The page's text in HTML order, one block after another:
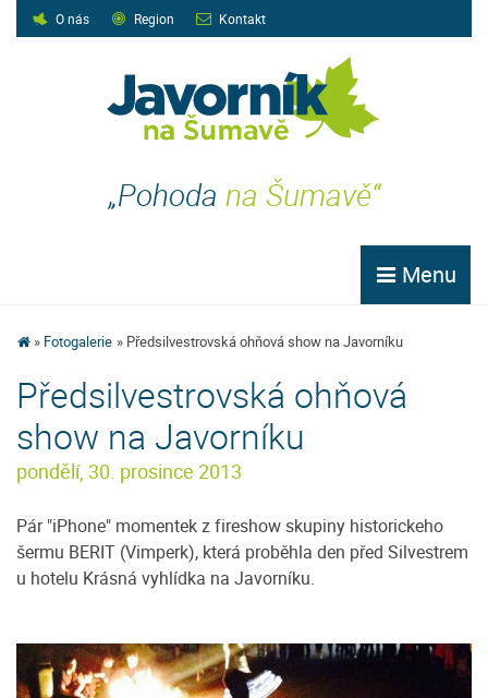
O nás Region Kontakt
„Pohoda na Šumavě“
Menu
Fotogalerie Předsilvestrovská ohňová show na Javorníku
Předsilvestrovská ohňová
show na Javorníku
pondělí, 30. prosince 2013
Pár "iPhone" momentek z fireshow skupiny historickeho
šermu BERIT (Vimperk), která proběhla den před Silvestrem
u hotelu Krásná vyhlídka na Javorníku.